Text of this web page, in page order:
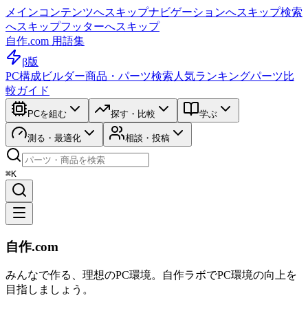
メインコンテンツへスキップナビゲーションへスキップ検索
へスキップフッターへスキップ
自作.com 用語集
β版
PC構成ビルダー商品・パーツ検索 人気ランキングパーツ比
較ガイド
PCを組む 探す・比較 学ぶ
測る・最適化 相談・投稿
⌘K
自作.com
みんなで作る、理想のPC環境。 自作ラボでPC環境の向上を
目指しましょう。